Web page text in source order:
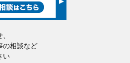
の相談など
い